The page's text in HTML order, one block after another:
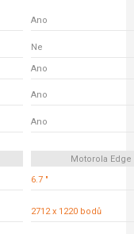
Ano
Ne
Ano
Ano
Ano
Motorola Edge
6.7 "
2712 x 1220 bodů